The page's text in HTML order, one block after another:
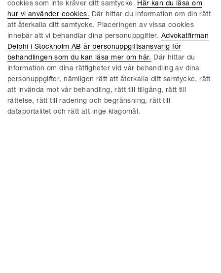
© Delphi 2026
MENY
Aktuellt Hållbarhet
Delphi Tech Blog Våra tjänster
cookies som inte kräver ditt samtycke. Här kan du läsa om
hur vi använder cookies. Där hittar du information om din rätt
att återkalla ditt samtycke. Placeringen av vissa cookies
innebär att vi behandlar dina personuppgifter. Advokatfirman
Delphi i Stockholm AB är personuppgiftsansvarig för
behandlingen som du kan läsa mer om här. Där hittar du
information om dina rättigheter vid vår behandling av dina
personuppgifter, nämligen rätt att återkalla ditt samtycke, rätt
att invända mot vår behandling, rätt till tillgång, rätt till
rättelse, rätt till radering och begränsning, rätt till
dataportalitet och rätt att inge klagomål.